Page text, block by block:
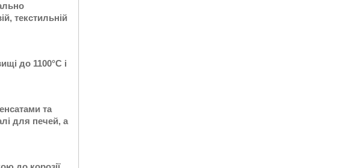
текстильній
до 1100°С і
та
для печей, а